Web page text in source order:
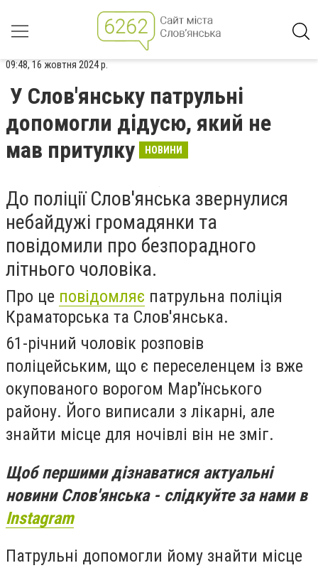
09:48, 16 жовтня 2024 р.
У Слов'янську патрульні
допомогли дідусю, який не
мав притулку
НОВИНИ
До поліції Слов'янська звернулися
небайдужі громадянки та
повідомили про безпорадного
літнього чоловіка.
Про це повідомляє патрульна поліція
Краматорська та Слов'янська.
61-річний чоловік розповів
поліцейським, що є переселенцем із вже
окупованого ворогом Мар'їнського
району. Його виписали з лікарні, але
знайти місце для ночівлі він не зміг.
Щоб першими дізнаватися актуальні
новини Слов'янська - слідкуйте за нами в
Instagram
Патрульні допомогли йому знайти місце